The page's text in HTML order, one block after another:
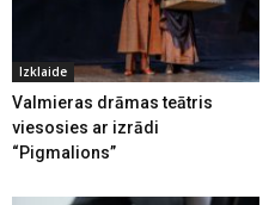
Izklaide
Valmieras drāmas teātris
viesosies ar izrādi
“Pigmalions”